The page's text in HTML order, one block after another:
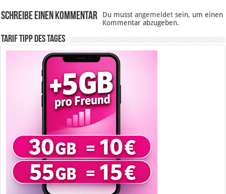
Schreibe einen Kommentar Du musstangemeldet sein, um einen
Kommentar abzugeben.
Tarif Tipp des Tages